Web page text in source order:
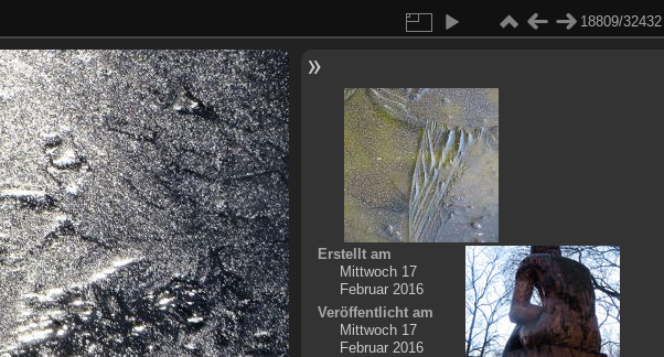
18809/32432
Erstellt am
Mittwoch 17
Februar 2016
Veröffentlicht am
Mittwoch 17
Februar 2016